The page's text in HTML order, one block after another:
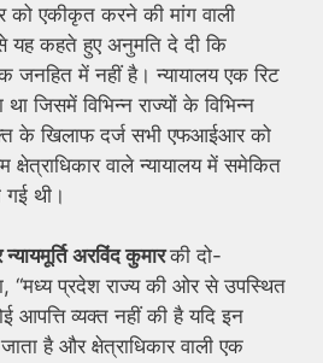
को एकीकृत करने की मांग वाली
यह कहते हुए अनुमति दे दी कि
जनहित में नहीं है। न्यायालय एक रिट
था जिसमें विभिन्न राज्यों के विभिन्न
के खिलाफ दर्ज सभी एफआईआर को
वाले न्यायालय में समेकित
थी।
अरविंद कुमारकी दो-
“मध्य प्रदेश राज्य की ओर से उपस्थित
आपत्ति व्यक्त नहीं की है यदि इन
है और क्षेत्राधिकार वाली एक